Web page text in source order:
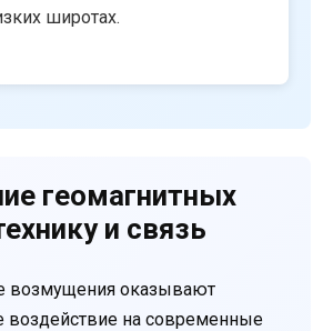
широтах.
геомагнитных
и связь
возмущения оказывают
воздействие на современные